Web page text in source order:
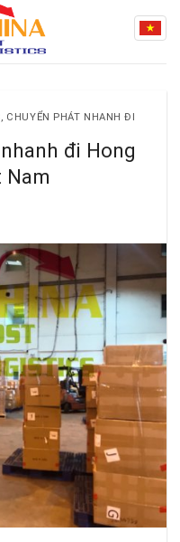
, CHUYỂN PHÁT NHANH ĐI
đi Hong
Nam